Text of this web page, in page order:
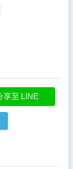
享至 LINE